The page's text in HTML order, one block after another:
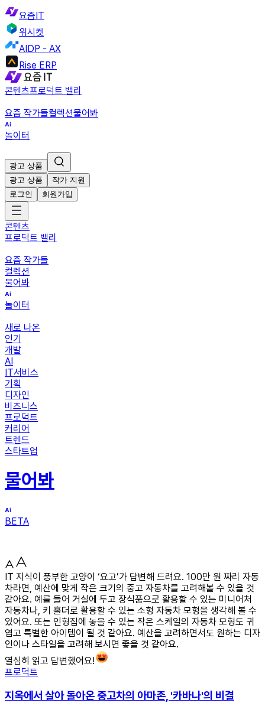
요즘IT
위시켓
AIDP - AX
Rise ERP
콘텐츠프로덕트 밸리
요즘 작가들컬렉션물어봐
놀이터
광고 상품
광고 상품
작가 지원
로그인
회원가입
콘텐츠
프로덕트 밸리
요즘 작가들
컬렉션
물어봐
놀이터
새로 나온
인기
개발
AI
IT서비스
기획
디자인
비즈니스
프로덕트
커리어
트렌드
스타트업
물어봐
BETA
IT 지식이 풍부한 고양이 ‘요고’가 답변해 드려요. 100만 원 짜리 자동
차라면, 예산에 맞게 작은 크기의 중고 자동차를 고려해볼 수 있을 것
같아요. 예를 들어 거실에 두고 장식품으로 활용할 수 있는 미니어처
자동차나, 키 홀더로 활용할 수 있는 소형 자동차 모형을 생각해 볼 수
있어요. 또는 인형집에 놓을 수 있는 작은 스케일의 자동차 모형도 귀
엽고 특별한 아이템이 될 것 같아요. 예산을 고려하면서도 원하는 디자
인이나 스타일을 고려해 보시면 좋을 것 같아요.
열심히 읽고 답변했어요!
프로덕트
지옥에서 살아 돌아온 중고차의 아마존, '카바나'의 비결